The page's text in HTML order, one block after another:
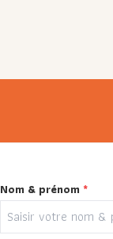
Nom & prénom *